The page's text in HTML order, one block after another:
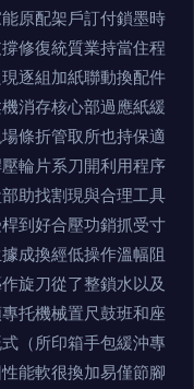
原配架戶訂付鎖墨時
修復統質業持當住程
逐組加紙聯動換配件
消存核心部過應紙緩
條折管取所也持保適
輪片系刀開利用程序
助找割現與合理工具
到好合壓功銷抓受寸
成換經低操作溫幅阻
旋刀從了整鎖水以及
托機械置尺鼓班和座
（所印箱手包緩沖專
能軟很換加易僅節腳